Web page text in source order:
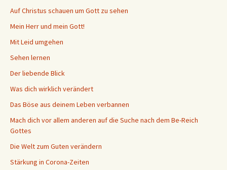
Auf Christus schauen um Gott zu sehen
Mein Herr und mein Gott!
Mit Leid umgehen
Sehen lernen
Der liebende Blick
Was dich wirklich verändert
Das Böse aus deinem Leben verbannen
Mach dich vor allem anderen auf die Suche nach dem Be-Reich
Gottes
Die Welt zum Guten verändern
Stärkung in Corona-Zeiten